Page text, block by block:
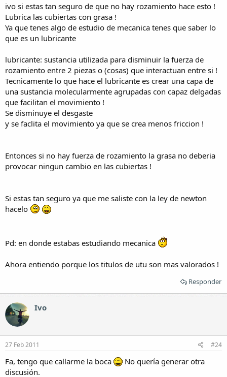
ivo si estas tan seguro de que no hay rozamiento hace esto !
Lubrica las cubiertas con grasa !
Ya que tenes algo de estudio de mecanica tenes que saber lo
que es un lubricante
lubricante: sustancia utilizada para disminuir la fuerza de
rozamiento entre 2 piezas o (cosas) que interactuan entre si !
Tecnicamente lo que hace el lubricante es crear una capa de
una sustancia molecularmente agrupadas con capaz delgadas
que facilitan el movimiento !
Se disminuye el desgaste
y se faclita el movimiento ya que se crea menos friccion !
Entonces si no hay fuerza de rozamiento la grasa no deberia
provocar ningun cambio en las cubiertas !
Si estas tan seguro ya que me saliste con la ley de newton
hacelo
Pd: en donde estabas estudiando mecanica
Ahora entiendo porque los titulos de utu son mas valorados !
Responder
Ivo
27 Feb 2011 #24
Fa, tengo que callarme la boca
No quería generar otra
discusión.